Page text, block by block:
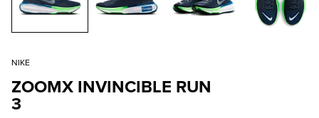
NIKE
ZOOMX INVINCIBLE RUN
3